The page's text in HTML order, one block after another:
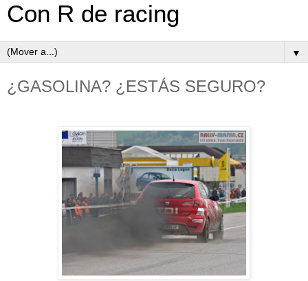
Con R de racing
▼
¿GASOLINA? ¿ESTÁS SEGURO?